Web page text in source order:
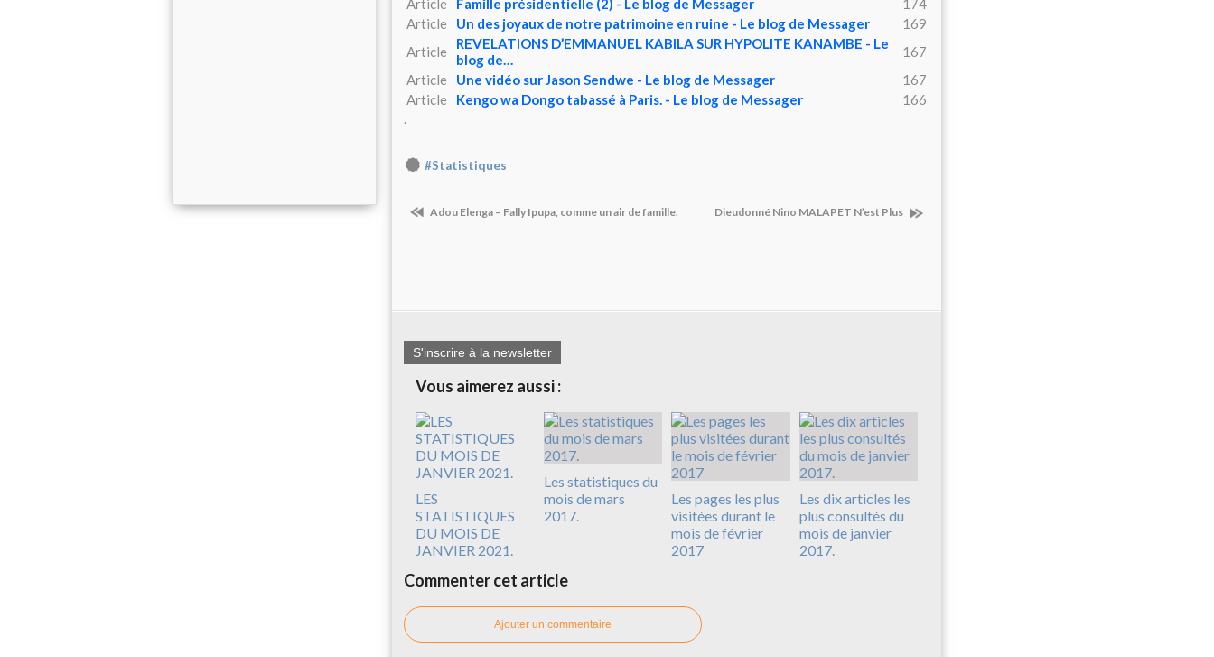
Article
Famille présidentielle (2) - Le blog de Messager
174
Article
Un des joyaux de notre patrimoine en ruine - Le blog de Messager
169
Article
REVELATIONS D’EMMANUEL KABILA SUR HYPOLITE KANAMBE - Le
blog de…
167
Article
Une vidéo sur Jason Sendwe - Le blog de Messager
167
Article
Kengo wa Dongo tabassé à Paris. - Le blog de Messager
166
.
#Statistiques
Adou Elenga – Fally Ipupa, comme un air de famille. Dieudonné Nino MALAPET N’est Plus
S'inscrire à la newsletter
Vous aimerez aussi :
LES
STATISTIQUES
DU MOIS DE
JANVIER 2021.
Les statistiques du
mois de mars
2017.
Les pages les plus
visitées durant le
mois de février
2017
Les dix articles les
plus consultés du
mois de janvier
2017.
Commenter cet article
Ajouter un commentaire